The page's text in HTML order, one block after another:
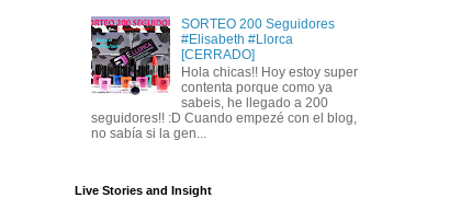
SORTEO 200 Seguidores
#Elisabeth #Llorca
[CERRADO]
Hola chicas!! Hoy estoy super
contenta porque como ya
sabeis, he llegado a 200
seguidores!! :D Cuando empezé con el blog,
no sabía si la gen...
Live Stories and Insight